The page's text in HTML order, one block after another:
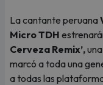
La cantante peruana
Micro TDH
Cerveza Remix’,
marcó a toda una
a todas las